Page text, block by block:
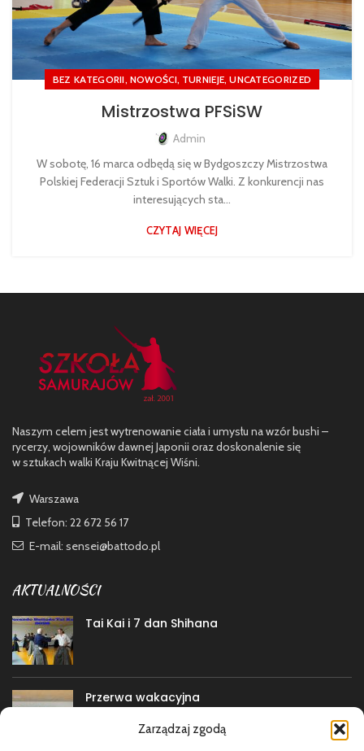
Zarządzaj zgodą
BEZ KATEGORII, NOWOŚCI, TURNIEJE,UNCATEGORIZED
Mistrzostwa PFSiSW
Admin
W sobotę, 16 marca odbędą się w Bydgoszczy Mistrzostwa
Polskiej Federacji Sztuk i Sportów Walki. Z konkurencji nas
interesujących sta...
CZYTAJ WIĘCEJ
Naszym celem jest wytrenowanie ciała i umysłu na wzór bushi –
rycerzy, wojowników dawnej Japonii oraz doskonalenie się
w sztukach walki Kraju Kwitnącej Wiśni.
Warszawa
Telefon: 22 672 56 17
E-mail: sensei@battodo.pl
AKTUALNOŚCI
Tai Kai i 7 dan Shihana
Przerwa wakacyjna